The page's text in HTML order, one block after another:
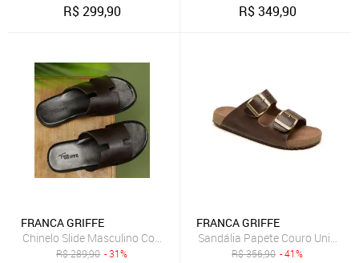
R$299,90 R$349,90
FRANCA GRIFFE
Chinelo Slide Masculino Couro Legítimo Verão Conforto Forro
R$289,90 - 31%
FRANCA GRIFFE
Sandália Papete Couro
R$356,90 - 41%